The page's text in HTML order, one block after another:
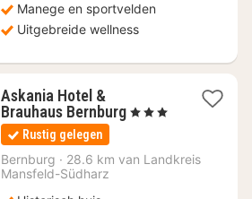
Manege en sportvelden
Uitgebreide wellness
Askania Hotel &
Brauhaus Bernburg2
€
, 3 Sterren
Rustig gelegen
Bernburg · 28.6 km van Landkreis
Mansfeld-Südharz